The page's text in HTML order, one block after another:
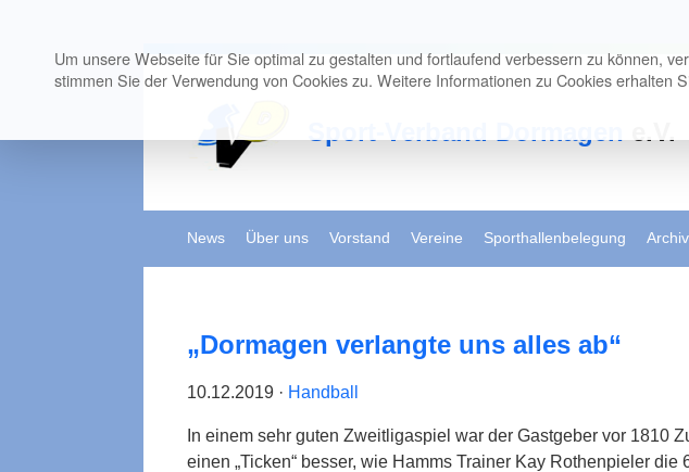
News Über uns Vorstand Vereine Sporthallenbelegung Archiv
„Dormagen verlangte uns alles ab“
10.12.2019 · Handball
In einem sehr guten Zweitligaspiel war der Gastgeber vor 1810
einen „Ticken“ besser, wie Hamms Trainer Kay Rothenpieler die
Um unsere Webseite für Sie optimal zu gestalten und fortlaufend verbessern zu können,
stimmen Sie der Verwendung von Cookies zu. Weitere Informationen zu Cookies erhalten